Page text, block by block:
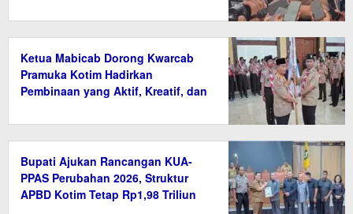
Ketua Mabicab Dorong Kwarcab
Pramuka Kotim Hadirkan
Pembinaan yang Aktif, Kreatif, dan
Bupati Ajukan Rancangan KUA-
PPAS Perubahan 2026, Struktur
APBD Kotim Tetap Rp1,98 Triliun